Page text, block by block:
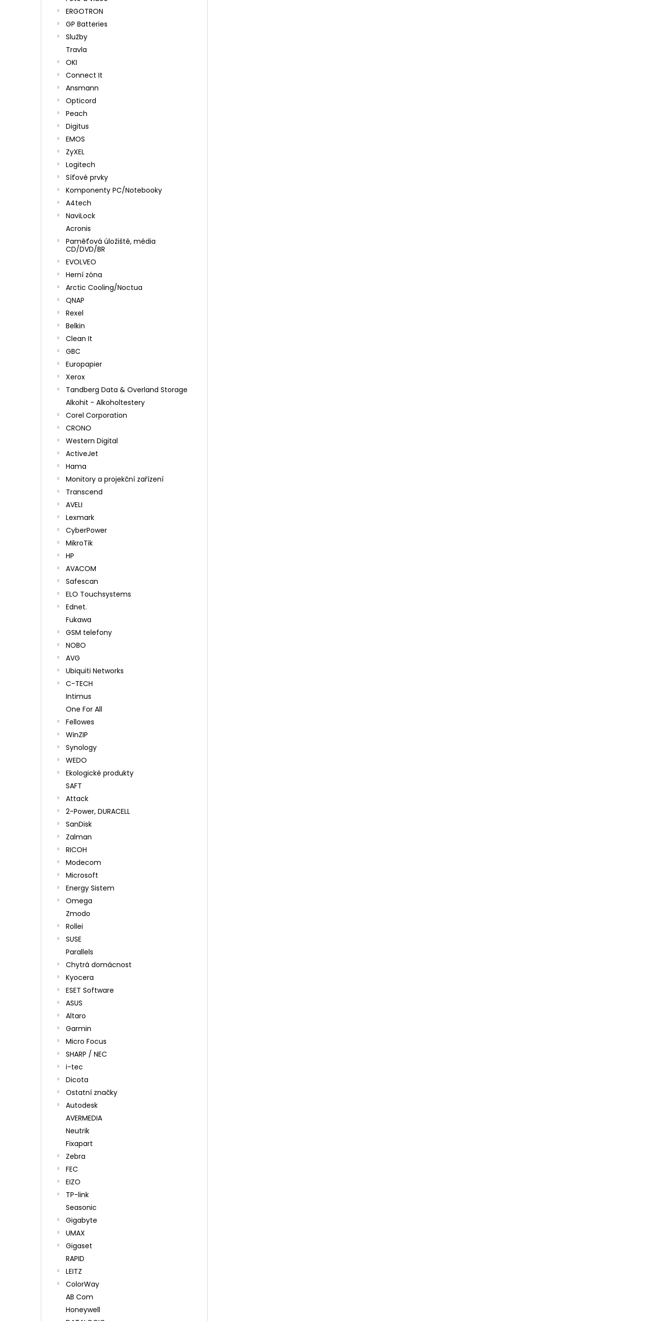
ERGOTRON
GP Batteries
Služby
Travla
OKI
Connect It
Ansmann
Opticord
Peach
Digitus
EMOS
ZyXEL
Logitech
Síťové prvky
Komponenty PC/Notebooky
A4tech
NaviLock
Acronis
Paměťová úložiště, média
CD/DVD/BR
EVOLVEO
Herní zóna
Arctic Cooling/Noctua
QNAP
Rexel
Belkin
Clean It
GBC
Europapier
Xerox
Tandberg Data & Overland Storage
Alkohit - Alkoholtestery
Corel Corporation
CRONO
Western Digital
ActiveJet
Hama
Monitory a projekční zařízení
Transcend
AVELI
Lexmark
CyberPower
MikroTik
HP
AVACOM
Safescan
ELO Touchsystems
Ednet.
Fukawa
GSM telefony
NOBO
AVG
Ubiquiti Networks
C-TECH
Intimus
One For All
Fellowes
WinZIP
Synology
WEDO
Ekologické produkty
SAFT
Attack
2-Power, DURACELL
SanDisk
Zalman
RICOH
Modecom
Microsoft
Energy Sistem
Omega
Zmodo
Rollei
SUSE
Parallels
Chytrá domácnost
Kyocera
ESET Software
ASUS
Altaro
Garmin
Micro Focus
SHARP / NEC
i-tec
Dicota
Ostatní značky
Autodesk
AVERMEDIA
Neutrik
Fixapart
Zebra
FEC
EIZO
TP-link
Seasonic
Gigabyte
UMAX
Gigaset
RAPID
LEITZ
ColorWay
AB Com
Honeywell